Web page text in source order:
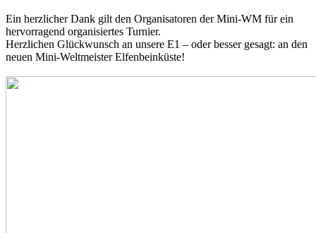
Ein herzlicher Dank gilt den Organisatoren der Mini-WM für ein
hervorragend organisiertes Turnier.
Herzlichen Glückwunsch an unsere E1 – oder besser gesagt: an den
neuen Mini-Weltmeister Elfenbeinküste!